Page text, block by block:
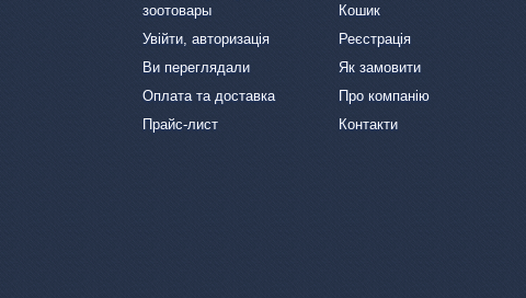
зоотовары
Кошик
Увійти, авторизація
Реєстрація
Ви переглядали
Як замовити
Оплата та доставка
Про компанію
Прайс-лист
Контакти